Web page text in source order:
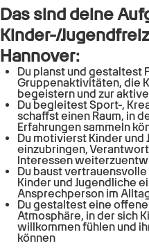
Das sind deine
Kinder-/
Hannover:
Du planst und gestaltest
Gruppenaktivitäten, die
begeistern und zur
Du begleitest Sport-,
schaffst einen Raum, in
Erfahrungen sammeln
Du motivierst Kinder
einzubringen,
Interessen
Du baust
Kinder und Jugendliche
Ansprechperson im
Du gestaltest eine
Atmosphäre, in der sich
willkommen fühlen und
können